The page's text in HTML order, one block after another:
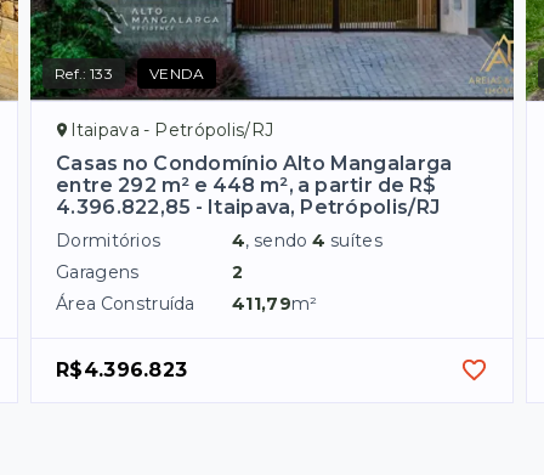
Ref.:133 VENDA
Itaipava - Petrópolis/RJ
Casas no Condomínio Alto Mangalarga
entre 292 m² e 448 m², a partir de R$
4.396.822,85 - Itaipava, Petrópolis/RJ
Dormitórios 4, sendo4 suítes
Garagens
2
Área Construída
411,79m²
R$4.396.823